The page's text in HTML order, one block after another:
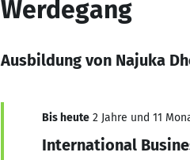
Werdegang
Ausbildung von Najuka
Bis heute 2 Jahre und 11
International